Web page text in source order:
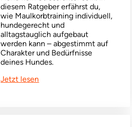
diesem Ratgeber erfährst du,
wie Maulkorbtraining individuell,
hundegerecht und
alltagstauglich aufgebaut
werden kann – abgestimmt auf
Charakter und Bedürfnisse
deines Hundes.
Jetzt lesen